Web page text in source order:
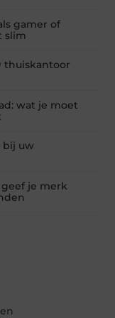
gamer of
slim
thuiskantoor
wat je moet
bij uw
je merk